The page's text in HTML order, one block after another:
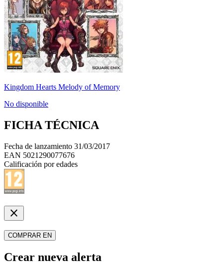
Kingdom Hearts Melody of Memory
No disponible
FICHA TÉCNICA
Fecha de lanzamiento 31/03/2017
EAN 5021290077676
Calificación por edades
close
COMPRAR EN
Crear nueva alerta